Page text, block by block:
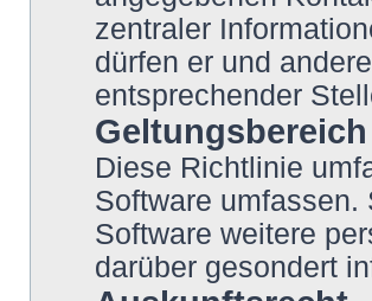
zentraler
dürfen er und
entsprechender
Diese Richtlinie
Software umfassen.
Software weitere
darüber gesondert